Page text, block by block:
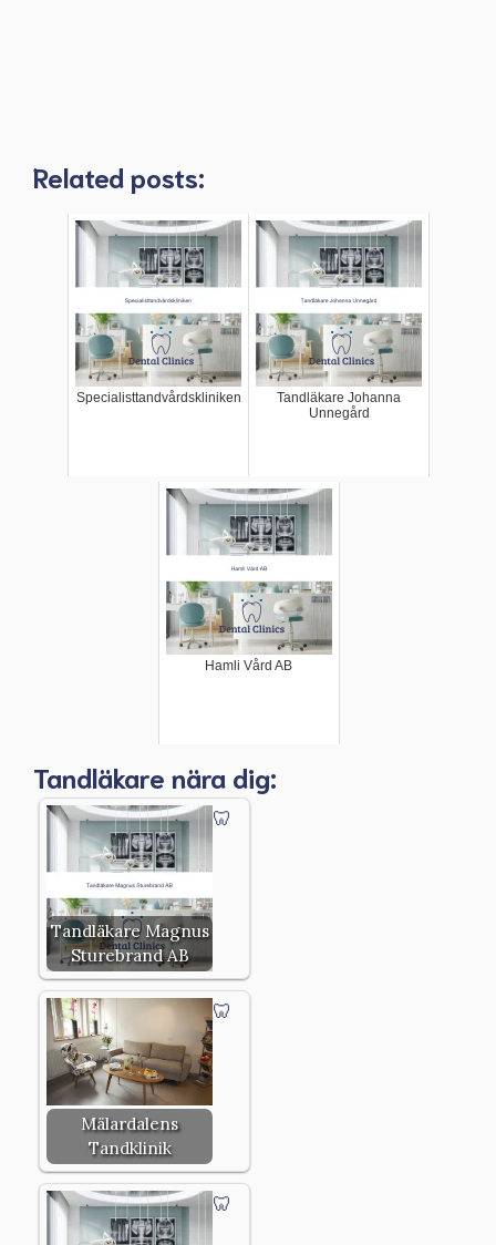
Related posts:
Specialisttandvårdskliniken
Tandläkare Johanna
Unnegård
Hamli Vård AB
Tandläkare nära dig:
Tandläkare Magnus
Sturebrand AB
Mälardalens
Tandklinik